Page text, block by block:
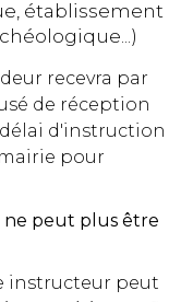
établissement
recevra par
de réception
d'instruction
pour
ne peut plus être
instructeur peut